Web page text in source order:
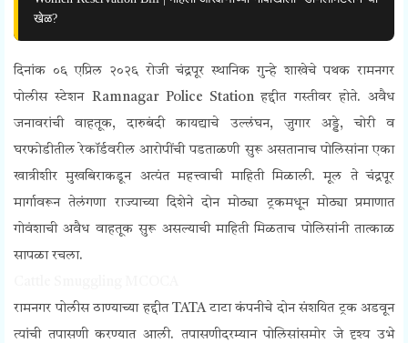
खेळ?
दिनांक ०६ एप्रिल २०२६ रोजी चंद्रपूर स्थानिक गुन्हे शाखेचे पथक रामनगर
पोलीस स्टेशन Ramnagar Police Station हद्दीत गस्तीवर होते. अवैध
जनावरांची वाहतूक, दारुबंदी कायद्याचे उल्लंघन, जुगार अड्डे, चोरी व
घरफोडीतील रेकॉर्डवरील आरोपींची पडताळणी सुरू असतानाच पोलिसांना एका
खात्रीशीर मुखबिराकडून अत्यंत महत्त्वाची माहिती मिळाली. मूल ते चंद्रपूर
मार्गावरून तेलंगणा राज्याच्या दिशेने दोन मोठ्या ट्रकमधून मोठ्या प्रमाणात
गोवंशाची अवैध वाहतूक सुरू असल्याची माहिती मिळताच पोलिसांनी तात्काळ
सापळा रचला.
रामनगर पोलीस ठाण्याच्या हद्दीत TATA टाटा कंपनीचे दोन संशयित ट्रक अडवून
त्यांची तपासणी करण्यात आली. तपासणीदरम्यान पोलिसांसमोर जे दृश्य उभे